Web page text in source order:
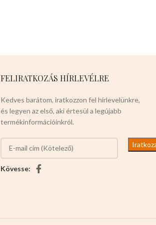
FELIRATKOZÁS HÍRLEVÉLRE
Kedves barátom, iratkozzon fel hírlevelünkre,
és legyen az első, aki értesül a legújabb
termékinformációinkról.
Kövesse: